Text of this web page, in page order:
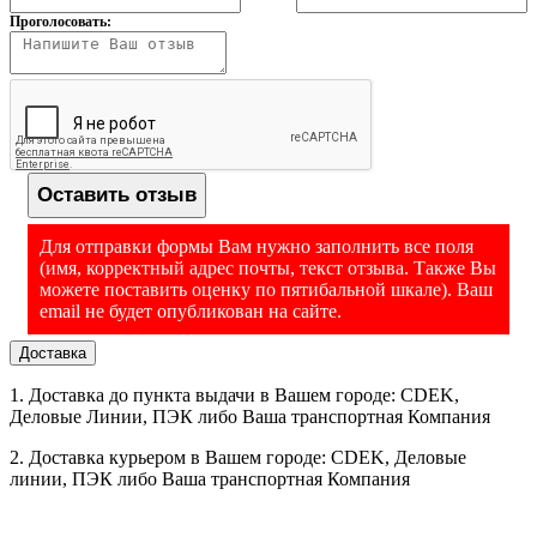
- либо через корзину кнопкой "В корзину";
- либо написать в ЧАТ на экране внизу справа;
- либо позвонить
8 (913) 766-14-41
Производство - Южная Корея
Компания "Скейл Энтерпрайз",Россия, 109263, г. Москва, 7-я
ул. Текстильщиков, д.7, корп. 1
Питание
От сети: 220±10% В, 50±1Гц
Допустимая
%
Атмосферное
давление
Диапазон рабочих
температур, ºС
'-10°C ~ +40°C
Материал
платформы
Нержавеющая сталь
Защита от
перегрузки
Звуковое и визуальное оповещение
Тип клавиатуры
Мембранная
Регулируемые
опоры
350 x 325 x 105
Масса, кг:
4.1
мм:
510 x 400 x 220
Масса с упаковкой,
Проголосовать:
Оставить отзыв
Для отправки формы Вам нужно заполнить все поля
(имя, корректный адрес почты, текст отзыва. Также Вы
можете поставить оценку по пятибальной шкале). Ваш
email не будет опубликован на сайте.
Доставка
1. Доставка до пункта выдачи в Вашем городе: CDEK,
Деловые Линии, ПЭК либо Ваша транспортная Компания
2. Доставка курьером в Вашем городе: CDEK, Деловые
линии, ПЭК либо Ваша транспортная Компания